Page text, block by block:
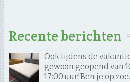
Recente berichten
Ook tijdens de
gewoon geopend van
17:00 uur! ​Ben je op